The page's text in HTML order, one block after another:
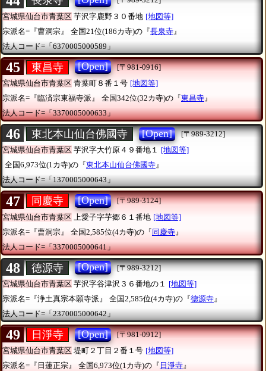
宮城県仙台市青葉区 芋沢字鹿野３０番地 [地図等]
宗派名=『曹洞宗』
全国21位(186カ寺)の『長泉寺 』
法人コード=「6370005000589」
45 東昌寺 [Open]
[〒981-0916]
宮城県仙台市青葉区 青葉町８番１号 [地図等]
宗派名=『臨済宗東福寺派』
全国342位(32カ寺)の『東昌寺』
法人コード=「3370005000633」
46 東北本山仙台佛國寺 [Open]
[〒989-3212]
宮城県仙台市青葉区 芋沢字大竹原４９番地１ [地図等]
全国6,973位(1カ寺)の『東北本山仙台佛國寺』
法人コード=「1370005000643」
47 同慶寺 [Open]
[〒989-3124]
宮城県仙台市青葉区 上愛子字芋郷６１番地 [地図等]
宗派名=『曹洞宗』
全国2,585位(4カ寺)の『 同慶寺 』
法人コード=「3370005000641」
48 德源寺 [Open]
[〒989-3212]
宮城県仙台市青葉区 芋沢字谷津沢３６番地の１ [地図等]
宗派名=『浄土真宗本願寺派』
全国2,585位(4カ寺)の『德源寺』
法人コード=「2370005000642」
49 日淨寺 [Open]
[〒981-0912]
宮城県仙台市青葉区 堤町２丁目２番１号 [地図等]
宗派名=『日蓮正宗』
全国6,973位(1カ寺)の『 日淨寺』